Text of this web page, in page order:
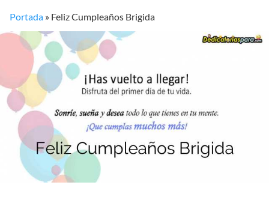
Portada » Feliz Cumpleaños Brigida